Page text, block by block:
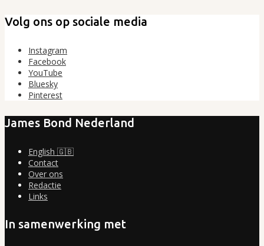
Volg ons op sociale media
Instagram
Facebook
YouTube
Bluesky
Pinterest
James Bond Nederland
English 🇬🇧
Contact
Over ons
Redactie
Links
In samenwerking met